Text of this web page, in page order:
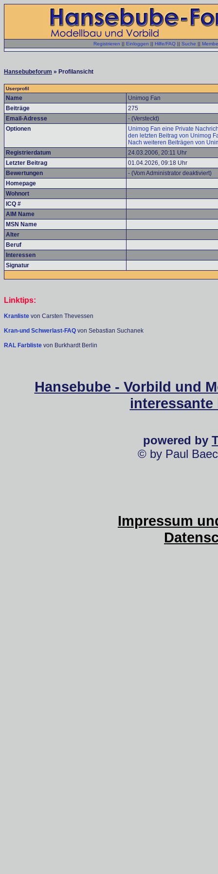
Registrieren || Einloggen || Hilfe/FAQ || Suche ||
Hansebubeforum » Profilansicht
Userprofil
Name
Unimog Fan
Beiträge
275
Email-Adresse
- (Versteckt)
Optionen
Unimog Fan eine Private
den letzten Beitrag von Unimog
Nach weiteren Beiträgen von
Registrierdatum
24.03.2006, 20:11 Uhr
Letzter Beitrag
01.04.2026, 09:18 Uhr
Bewertungen
- (Vom Administrator deaktiviert)
Homepage
Wohnort
ICQ #
AIM Name
MSN Name
Alter
Beruf
Interessen
Signatur
Linktips:
Kranliste von Carsten Thevessen
Kran-und Schwerlast-FAQ von Sebastian Suchanek
RAL Farbliste von Burkhardt Berlin
Hansebube - Vorbild und
powered by
© by Paul
Impressum